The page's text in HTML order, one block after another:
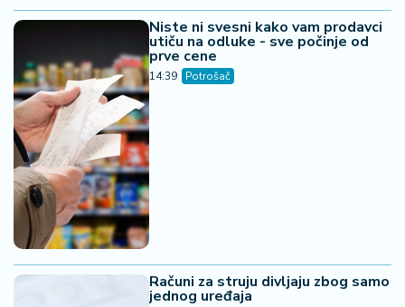
Niste ni svesni kako vam prodavci
utiču na odluke - sve počinje od
prve cene
14:39 Potrošač
Računi za struju divljaju zbog samo
jednog uređaja